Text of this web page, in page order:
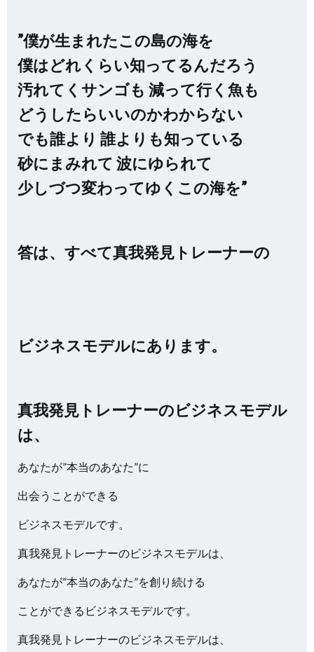
”僕が生まれたこの島の海を
僕はどれくらい知ってるんだろう
汚れてくサンゴも 減って行く魚も
どうしたらいいのかわからない
でも誰より 誰よりも知っている
砂にまみれて 波にゆられて
少しづつ変わってゆくこの海を”
答は、すべて真我発見トレーナーの
ビジネスモデルにあります。
真我発見トレーナーのビジネスモデル
は、
あなたが”本当のあなた”に
出会うことができる
ビジネスモデルです。
真我発見トレーナーのビジネスモデルは、
あなたが”本当のあなた”を創り続ける
ことができるビジネスモデルです。
真我発見トレーナーのビジネスモデルは、